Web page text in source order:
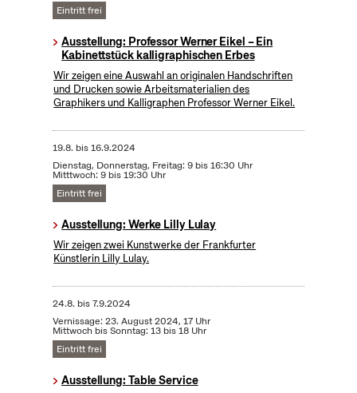
Eintritt frei
Ausstellung: Professor Werner Eikel – Ein
Kabinettstück kalligraphischen Erbes
Wir zeigen eine Auswahl an originalen Handschriften
und Drucken sowie Arbeitsmaterialien des
Graphikers und Kalligraphen Professor Werner Eikel.
19.8. bis16.9.2024
Dienstag, Donnerstag, Freitag: 9 bis 16:30 Uhr
Mitttwoch: 9 bis 19:30 Uhr
Eintritt frei
Ausstellung: Werke Lilly Lulay
Wir zeigen zwei Kunstwerke der Frankfurter
Künstlerin Lilly Lulay.
24.8. bis7.9.2024
Vernissage: 23. August 2024, 17 Uhr
Mittwoch bis Sonntag: 13 bis 18 Uhr
Eintritt frei
Ausstellung: Table Service